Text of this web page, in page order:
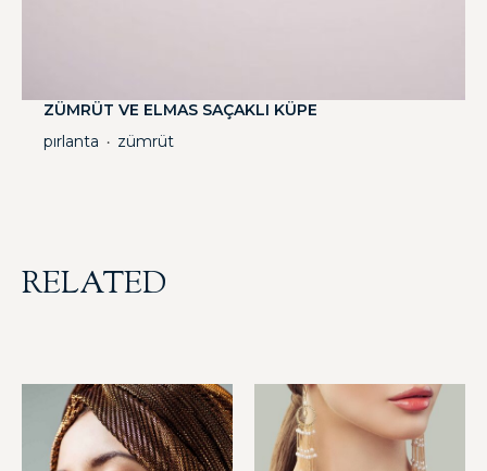
ZÜMRÜT VE ELMAS SAÇAKLI KÜPE
pırlanta ・ zümrüt
RELATED